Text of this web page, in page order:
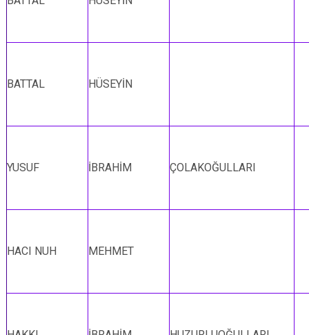
BATTAL HÜSEYİN
YUSUF İBRAHİM ÇOLAKOĞULLARI
HACI NUH MEHMET